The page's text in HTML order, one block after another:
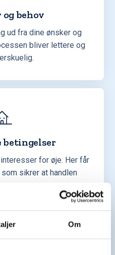
Om
og behov
ud fra dine ønsker og
bliver lettere og
betingelser
for øje. Her får
sikrer at handlen
rammer.